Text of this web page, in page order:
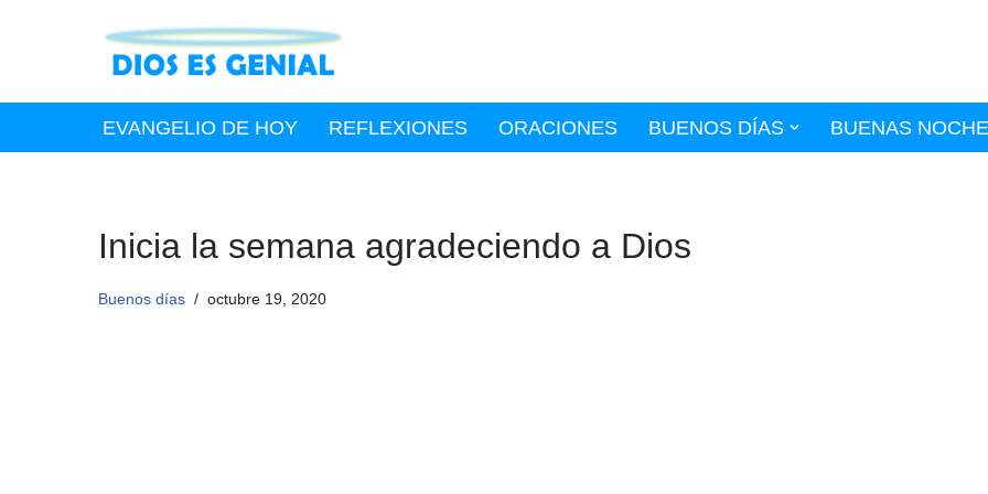
EVANGELIO DE HOY REFLEXIONES ORACIONES BUENOS DÍAS BUENAS
Inicia la semana agradeciendo a Dios
Buenos días octubre 19, 2020